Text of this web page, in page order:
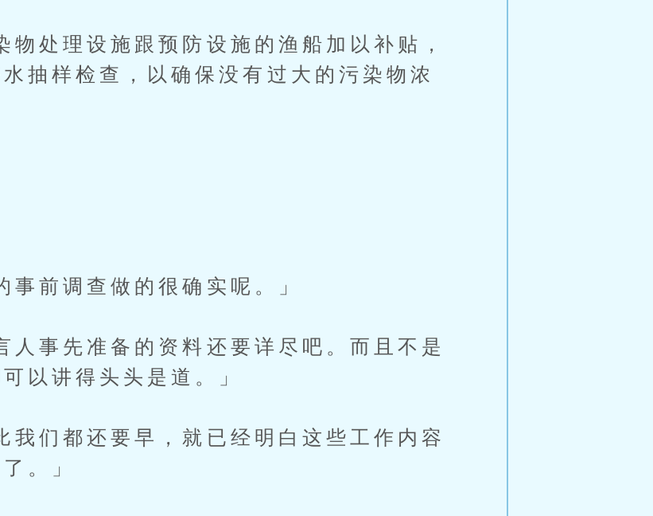
处理设施跟预防设施的渔船加以补贴，
抽样检查，以确保没有过大的污染物浓
前调查做的很确实呢。」
事先准备的资料还要详尽吧。而且不是
以讲得头头是道。」
们都还要早，就已经明白这些工作内容
。」